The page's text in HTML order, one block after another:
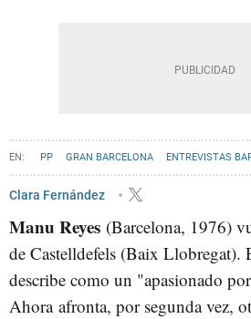
PP GRAN BARCELONA ENTREVISTAS
CASTELLDEFELS - NOTICIAS
Clara Fernández
Manu Reyes (Barcelona, 1976)
de Castelldefels (Baix Llobregat).
describe como un "apasionado
Ahora afronta, por segunda vez,